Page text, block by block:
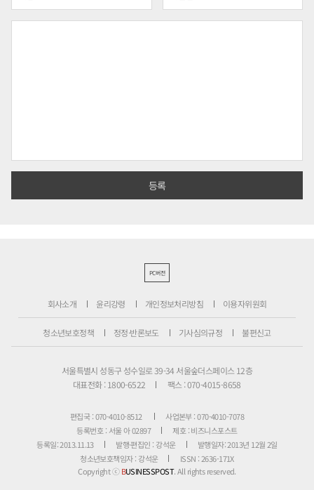
PC버전
회사소개 윤리강령 개인정보처리방침 이용자위원회
청소년보호정책 정정·반론보도 기사심의규정 불편신고
서울특별시 성동구 성수일로 39-34 서울숲더스페이스 12층
대표전화 : 1800-6522
팩스 : 070-4015-8658
편집국 : 070-4010-8512
사업본부 : 070-4010-7078
등록번호 : 서울 아 02897
제호 : 비즈니스포스트
등록일: 2013.11.13
발행·편집인 : 강석운
발행일자: 2013년 12월 2일
청소년보호책임자 : 강석운
ISSN : 2636-171X
Copyright ⓒBUSINESSPOST. All rights reserved.